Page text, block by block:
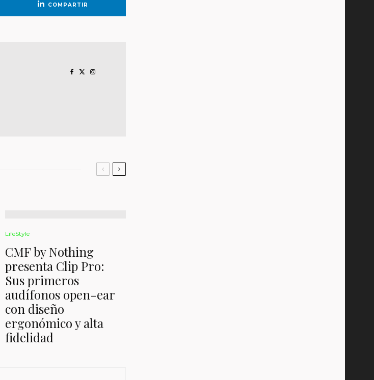
COMPARTIR
LifeStyle
CMF by Nothing
presenta Clip Pro:
Sus primeros
audífonos open-ear
con diseño
ergonómico y alta
fidelidad